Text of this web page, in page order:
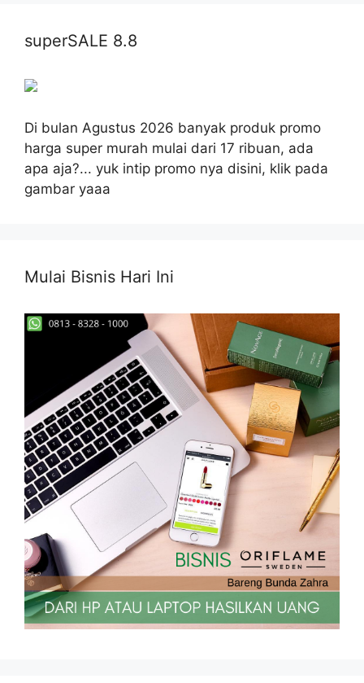
superSALE 8.8
Di bulan Agustus 2026 banyak produk promo
harga super murah mulai dari 17 ribuan, ada
apa aja?... yuk intip promo nya disini, klik pada
gambar yaaa
Mulai Bisnis Hari Ini